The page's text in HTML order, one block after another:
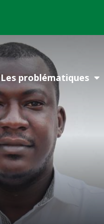
Les problématiques